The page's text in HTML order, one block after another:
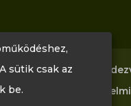
Rólunk
sütik csak az
be.